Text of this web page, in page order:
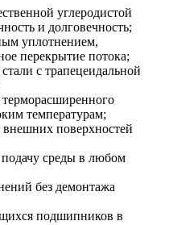
углеродистой
и долговечность;
уплотнением,
перекрытие потока;
с трапецеидальной
терморасширенного
температурам;
поверхностей
среды в любом
без демонтажа
подшипников в